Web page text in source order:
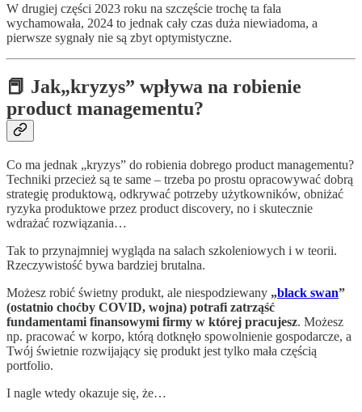
W drugiej części 2023 roku na szczęście trochę ta fala
wychamowała, 2024 to jednak cały czas duża niewiadoma, a
pierwsze sygnały nie są zbyt optymistyczne.
📕 Jak„kryzys” wpływa na robienie
product managementu?
Co ma jednak „kryzys” do robienia dobrego product managementu?
Techniki przecież są te same – trzeba po prostu opracowywać dobrą
strategię produktową, odkrywać potrzeby użytkowników, obniżać
ryzyka produktowe przez product discovery, no i skutecznie
wdrażać rozwiązania…
Tak to przynajmniej wygląda na salach szkoleniowych i w teorii.
Rzeczywistość bywa bardziej brutalna.
Możesz robić świetny produkt, ale niespodziewany „black swan”
(ostatnio choćby COVID, wojna) potrafi zatrząść
fundamentami finansowymi firmy w której pracujesz. Możesz
np. pracować w korpo, którą dotknęło spowolnienie gospodarcze, a
Twój świetnie rozwijający się produkt jest tylko mała częścią
portfolio.
I nagle wtedy okazuje się, że…